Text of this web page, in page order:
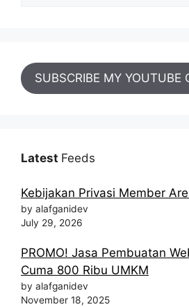
SUBSCRIBE MY YOUTUBE
Latest Feeds
Kebijakan Privasi Member
by alafganidev
July 29, 2026
PROMO! Jasa Pembuatan
Cuma 800 Ribu UMKM
by alafganidev
November 18, 2025